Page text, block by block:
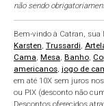
não sendo
Bem-vindo à Catran, sua
Karsten, Trussardi,
Cama, Mesa, Banho,
americanos, jogo de
em até 10X sem juros
ou PIX (desconto não